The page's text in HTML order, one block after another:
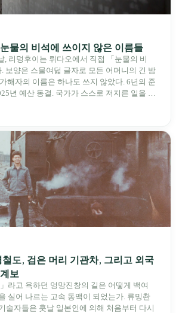
물의 비석에 쓰이지 않은 이름들
, 리덩후이는 뤼다오에서 직접 「눈물의 비
보양은 스물여덟 글자로 모든 어머니의 긴 밤
해자의 이름은 하나도 쓰지 않았다. 6년의 준
년 예산 동결. 국가가 스스로 저지른 일을 기
박물관. 계엄 해제 39년 동안 사법 재판을
도, 검은 머리 기관차, 그리고 외국
보
라고 욕하던 엉망진창의 길은 어떻게 백여
실어 나르는 고속 동맥이 되었는가. 류밍촨
술자들은 훗날 일본인에 의해 처음부터 다시